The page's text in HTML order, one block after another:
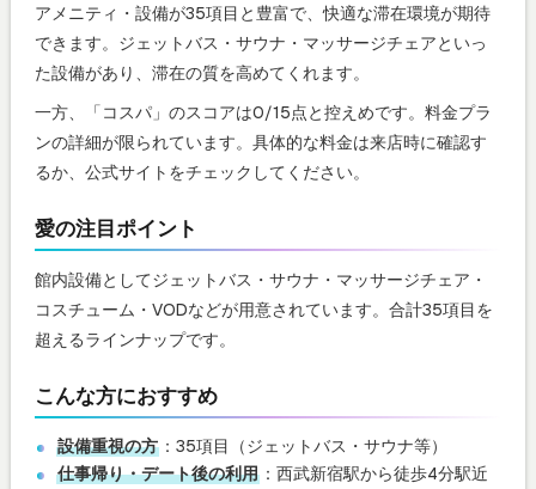
アメニティ・設備が35項目と豊富で、快適な滞在環境が期待
できます。ジェットバス・サウナ・マッサージチェアといっ
た設備があり、滞在の質を高めてくれます。
一方、「コスパ」のスコアは0/15点と控えめです。料金プラ
ンの詳細が限られています。具体的な料金は来店時に確認す
るか、公式サイトをチェックしてください。
愛の注目ポイント
館内設備としてジェットバス・サウナ・マッサージチェア・
コスチューム・VODなどが用意されています。合計35項目を
超えるラインナップです。
こんな方におすすめ
設備重視の方 ：35項目（ジェットバス・サウナ等）
仕事帰り・デート後の利用 ：西武新宿駅から徒歩4分駅近